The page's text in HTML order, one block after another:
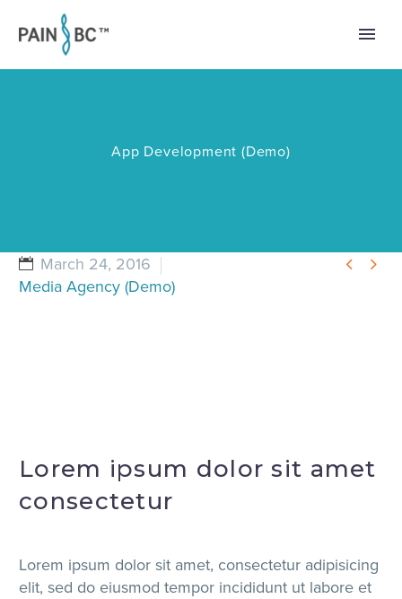
App Development (Demo)
 
March 24, 2016
Media Agency (Demo)
Lorem ipsum dolor sit amet
consectetur
Lorem ipsum dolor sit amet, consectetur adipisicing
elit, sed do eiusmod tempor incididunt ut labore et